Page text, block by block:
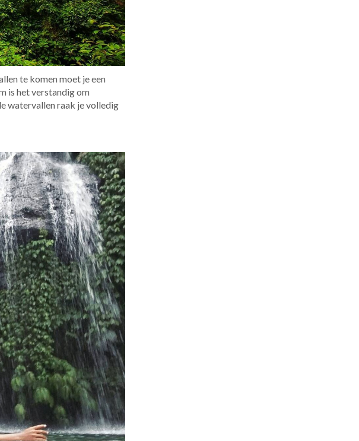
te komen moet je een
is het verstandig om
watervallen raak je volledig